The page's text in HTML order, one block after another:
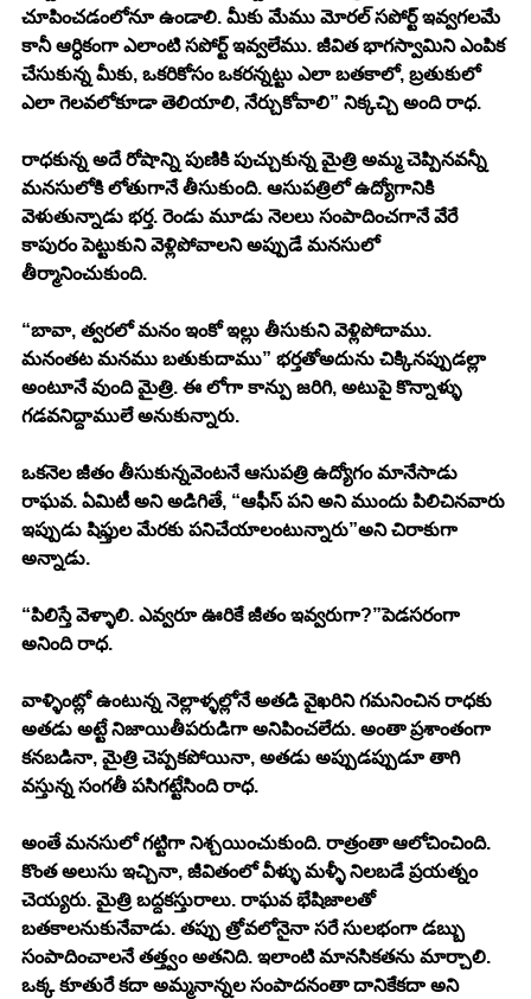
చూపించడంలోనూ ఉండాలి. మీకు మేము మోరల్ సపోర్ట్ ఇవ్వగలమే
కానీ ఆర్ధికంగా ఎలాంటి సపోర్ట్ ఇవ్వలేము. జీవిత భాగస్వామిని ఎంపిక
చేసుకున్న మీకు, ఒకరికోసం ఒకరన్నట్టు ఎలా బతకాలో, బ్రతుకులో
ఎలా గెలవలోకూడా తెలియాలి, నేర్చుకోవాలి” నిక్కచ్చి అంది రాధ.
రాధకున్న అదే రోషాన్ని పుణికి పుచ్చుకున్న మైత్రి అమ్మ చెప్పినవన్నీ
మనసులోకి లోతుగానే తీసుకుంది. ఆసుపత్రిలో ఉద్యోగానికి
వెళుతున్నాడు భర్త. రెండు మూడు నెలలు సంపాదించగానే వేరే
కాపురం పెట్టుకుని వెళ్లిపోవాలని అప్పుడే మనసులో
తీర్మానించుకుంది.
“బావా, త్వరలో మనం ఇంకో ఇల్లు తీసుకుని వెళ్లిపోదాము.
మనంతట మనము బతుకుదాము” భర్తతోఅదును చిక్కినప్పుడల్లా
అంటూనే వుంది మైత్రి. ఈ లోగా కాన్పు జరిగి, అటుపై కొన్నాళ్ళు
గడవనిద్దాములే అనుకున్నారు.
ఒకనెల జీతం తీసుకున్నవెంటనే ఆసుపత్రి ఉద్యోగం మానేసాడు
రాఘవ. ఏమిటీ అని అడిగితే, “ఆఫీస్ పని అని ముందు పిలిచినవారు
ఇప్పుడు షిఫ్తుల మేరకు పనిచేయాలంటున్నారు”అని చిరాకుగా
అన్నాడు.
“పిలిస్తే వెళ్ళాలి. ఎవ్వరూ ఊరికే జీతం ఇవ్వరుగా?”పెడసరంగా
అనింది రాధ.
వాళ్ళింట్లో ఉంటున్న నెల్లాళ్ళల్లోనే అతడి వైఖరిని గమనించిన రాధకు
అతడు అట్టే నిజాయితీపరుడిగా అనిపించలేదు. అంతా ప్రశాంతంగా
కనబడినా, మైత్రి చెప్పకపోయినా, అతడు అప్పుడప్పుడూ తాగి
వస్తున్న సంగతీ పసిగట్టేసింది రాధ.
అంతే మనసులో గట్టిగా నిశ్చయించుకుంది. రాత్రంతా ఆలోచించింది.
కొంత అలుసు ఇచ్చినా, జీవితంలో వీళ్ళు మళ్ళీ నిలబడే ప్రయత్నం
చెయ్యరు. మైత్రి బద్దకస్తురాలు. రాఘవ భేషిజాలతో
బతకాలనుకునేవాడు. తప్పు త్రోవలోనైనా సరే సులభంగా డబ్బు
సంపాదించాలనే తత్త్వం అతనిది. ఇలాంటి మానసికతను మార్చాలి.
ఒక్క కూతురే కదా అమ్మనాన్నల సంపాదనంతా దానికేకదా అని